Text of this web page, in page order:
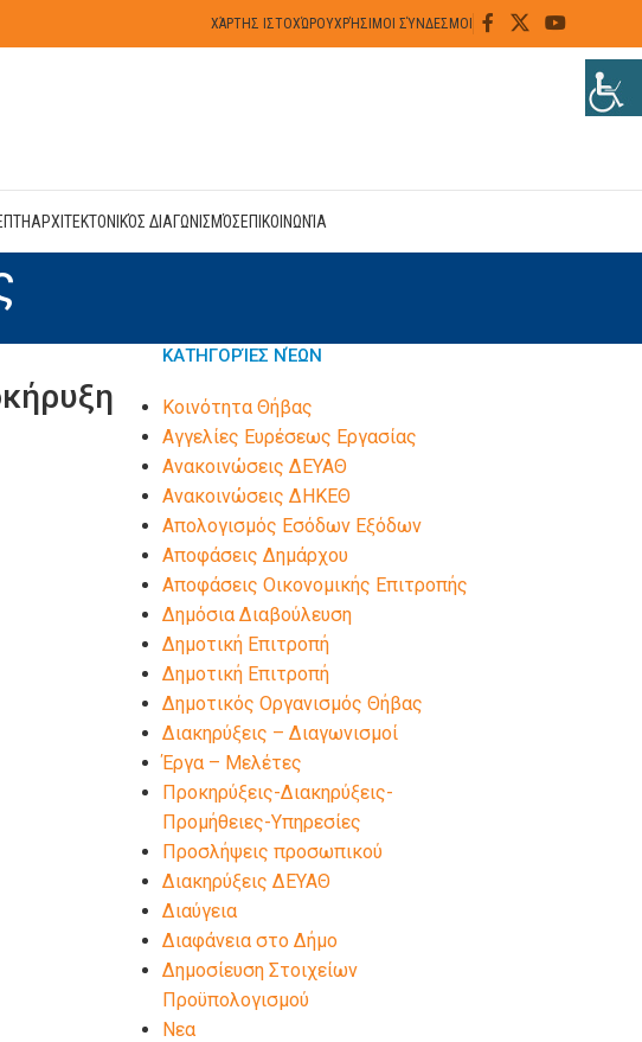
ΧΆΡΤΗΣ ΙΣΤΟΧΏΡΟΥΧΡΉΣΙΜΟΙ ΣΎΝΔΕΣΜΟΙ
ΑΡΧΙΤΕΚΤΟΝΙΚΌΣ ΔΙΑΓΩΝΙΣΜΌΣΕΠΙΚΟΙΝΩΝΊΑ
ΚΑΤΗΓΟΡΊΕΣ ΝΈΩΝ
Kοινότητα Θήβας
Αγγελίες Ευρέσεως Εργασίας
Ανακοινώσεις ΔΕΥΑΘ
Ανακοινώσεις ΔΗΚΕΘ
Απολογισμός Εσόδων Εξόδων
Αποφάσεις Δημάρχου
Αποφάσεις Οικονομικής Επιτροπής
Δημόσια Διαβούλευση
Δημοτική Επιτροπή
Δημοτική Επιτροπή
Δημοτικός Οργανισμός Θήβας
Διακηρύξεις – Διαγωνισμοί
Έργα – Μελέτες
Προκηρύξεις-Διακηρύξεις-
Προμήθειες-Υπηρεσίες
Προσλήψεις προσωπικού
Διακηρύξεις ΔΕΥΑΘ
Διαύγεια
Διαφάνεια στο Δήμο
Δημοσίευση Στοιχείων
Προϋπολογισμού
Νεα